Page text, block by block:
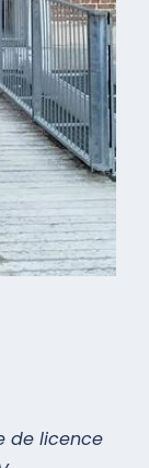
de licence